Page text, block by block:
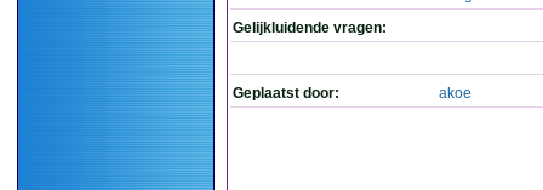
Gelijkluidende vragen:
Geplaatst door: akoe